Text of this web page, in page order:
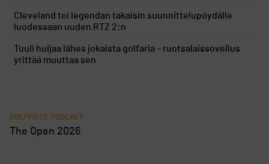
Cleveland toi legendan takaisin suunnittelupöydälle
luodessaan uuden RTZ 2:n
Tuuli huijaa lähes jokaista golfaria – ruotsalaissovellus
yrittää muuttaa sen
GOLFPISTE PODCAST
The Open 2026